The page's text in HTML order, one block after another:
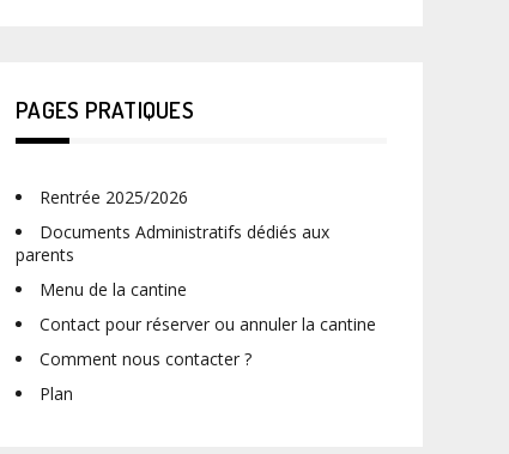
PAGES PRATIQUES
Rentrée 2025/2026
Documents Administratifs dédiés aux
parents
Menu de la cantine
Contact pour réserver ou annuler la cantine
Comment nous contacter ?
Plan